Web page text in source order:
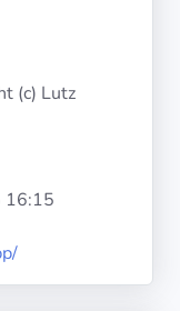
(c) Lutz